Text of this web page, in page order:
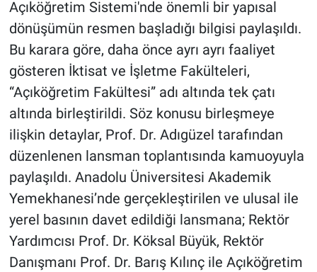
Açıköğretim Sistemi'nde önemli bir yapısal
dönüşümün resmen başladığı bilgisi paylaşıldı.
Bu karara göre, daha önce ayrı ayrı faaliyet
gösteren İktisat ve İşletme Fakülteleri,
“Açıköğretim Fakültesi” adı altında tek çatı
altında birleştirildi. Söz konusu birleşmeye
ilişkin detaylar, Prof. Dr. Adıgüzel tarafından
düzenlenen lansman toplantısında kamuoyuyla
paylaşıldı. Anadolu Üniversitesi Akademik
Yemekhanesi’nde gerçekleştirilen ve ulusal ile
yerel basının davet edildiği lansmana; Rektör
Yardımcısı Prof. Dr. Köksal Büyük, Rektör
Danışmanı Prof. Dr. Barış Kılınç ile Açıköğretim